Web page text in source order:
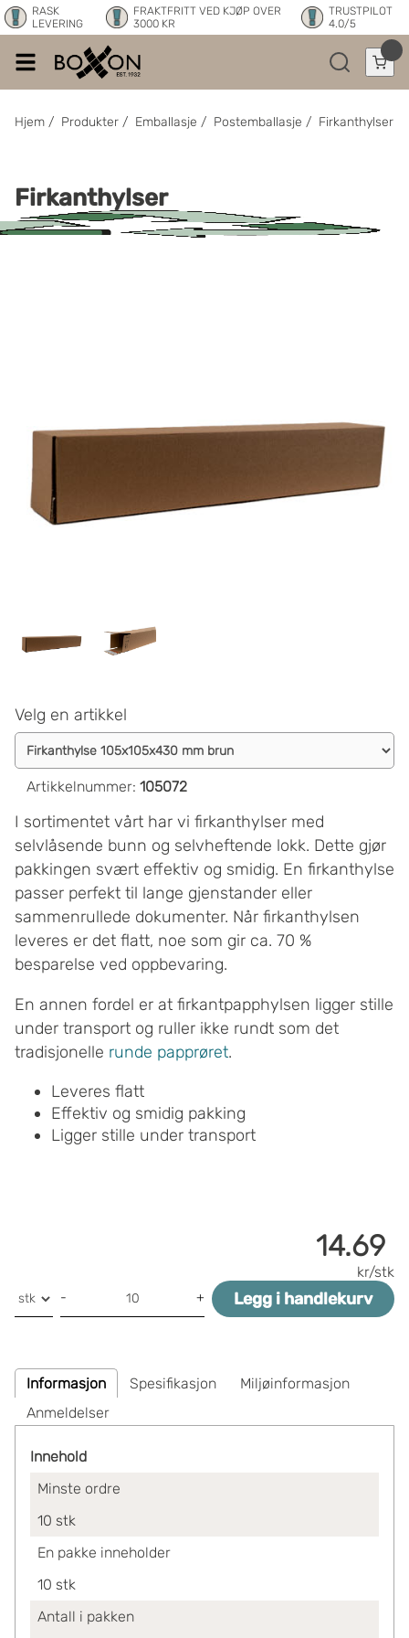
RASK
LEVERING
FRAKTFRITT VED KJØP OVER
3000 KR
TRUSTPILOT
4.0/5
Hjem / Produkter / Emballasje / Postemballasje / Firkanthylser
Firkanthylser
Velg en artikkel
Artikkelnummer: 105072
I sortimentet vårt har vi firkanthylser med
selvlåsende bunn og selvheftende lokk. Dette gjør
pakkingen svært effektiv og smidig. En firkanthylse
passer perfekt til lange gjenstander eller
sammenrullede dokumenter. Når firkanthylsen
leveres er det flatt, noe som gir ca. 70 %
besparelse ved oppbevaring.
En annen fordel er at firkantpapphylsen ligger stille
under transport og ruller ikke rundt som det
tradisjonelle runde papprøret.
Leveres flatt
Effektiv og smidig pakking
Ligger stille under transport
14.69
kr/stk
- + Legg i handlekurv
Informasjon Spesifikasjon
Miljøinformasjon
Anmeldelser
Innehold
Minste ordre
10 stk
En pakke inneholder
10 stk
Antall i pakken